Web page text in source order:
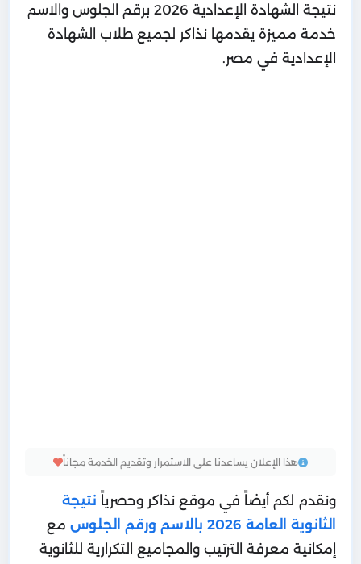
نتيجة الشهادة الإعدادية 2026 برقم الجلوس والاسم
خدمة مميزة يقدمها نذاكر لجميع طلاب الشهادة
الإعدادية في مصر.
هذا الإعلان يساعدنا على الاستمرار وتقديم الخدمة مجاناً
ونقدم لكم أيضاً في موقع نذاكر وحصرياً نتيجة
الثانوية العامة 2026 بالاسم ورقم الجلوس
مع
إمكانية معرفة الترتيب والمجاميع التكرارية للثانوية